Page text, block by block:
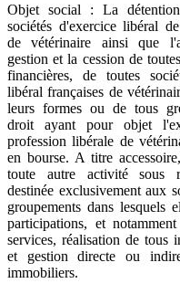
Objet social : La
sociétés d'exercice libéral
de vétérinaire ainsi que
gestion et la cession de
financières, de toutes
libéral françaises de
leurs formes ou de tous
droit ayant pour objet
profession libérale de
en bourse. A titre
toute autre activité sous
destinée exclusivement aux
groupements dans lesquels
participations, et
services, réalisation de tous
et gestion directe ou
immobiliers.